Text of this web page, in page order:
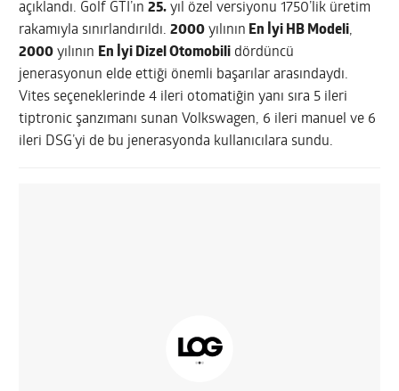
açıklandı. Golf GTI’ın25. yıl özel versiyonu 1750’lik üretim
rakamıyla sınırlandırıldı.2000 yılının En İyi HB Modeli,
2000 yılının En İyi Dizel Otomobili dördüncü
jenerasyonun elde ettiği önemli başarılar arasındaydı.
Vites seçeneklerinde 4 ileri otomatiğin yanı sıra 5 ileri
tiptronic şanzımanı sunan Volkswagen, 6 ileri manuel ve 6
ileri DSG’yi de bu jenerasyonda kullanıcılara sundu.